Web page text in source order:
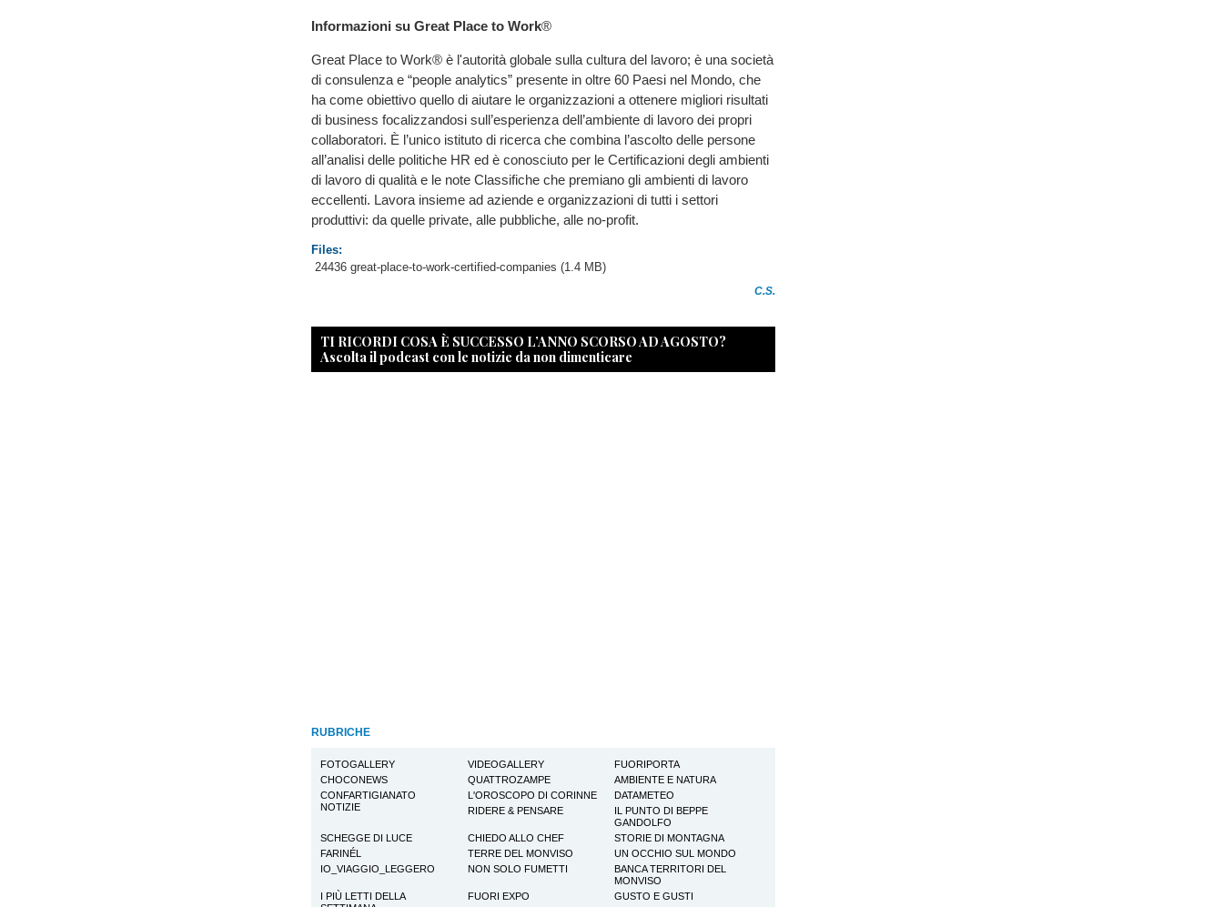
Informazioni su Great Place to Work®
Great Place to Work® è l'autorità globale sulla cultura del lavoro; è una società
di consulenza e “people analytics” presente in oltre 60 Paesi nel Mondo, che
ha come obiettivo quello di aiutare le organizzazioni a ottenere migliori risultati
di business focalizzandosi sull’esperienza dell’ambiente di lavoro dei propri
collaboratori. È l’unico istituto di ricerca che combina l’ascolto delle persone
all’analisi delle politiche HR ed è conosciuto per le Certificazioni degli ambienti
di lavoro di qualità e le note Classifiche che premiano gli ambienti di lavoro
eccellenti. Lavora insieme ad aziende e organizzazioni di tutti i settori
produttivi: da quelle private, alle pubbliche, alle no-profit.
Files:
24436 great-place-to-work-certified-companies (1.4 MB)
C.S.
TI RICORDI COSA È SUCCESSO L’ANNO SCORSO AD AGOSTO?
Ascolta il podcast con le notizie da non dimenticare
RUBRICHE
FOTOGALLERY VIDEOGALLERY
FUORIPORTA
CHOCONEWS
QUATTROZAMPE
AMBIENTE E NATURA
CONFARTIGIANATO
NOTIZIE
L'OROSCOPO DI CORINNE
DATAMETEO
RIDERE & PENSARE
IL PUNTO DI BEPPE
GANDOLFO
SCHEGGE DI LUCE
CHIEDO ALLO CHEF
STORIE DI MONTAGNA
FARINÉL
TERRE DEL MONVISO
UN OCCHIO SUL MONDO
IO_VIAGGIO_LEGGERO
NON SOLO FUMETTI
BANCA TERRITORI DEL
MONVISO
I PIÙ LETTI DELLA
FUORI EXPO
GUSTO E GUSTI